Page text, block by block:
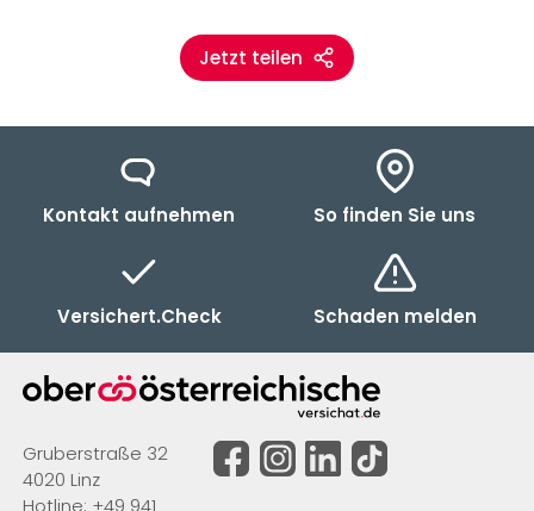
Jetzt teilen
Kontakt aufnehmen So finden Sie uns
Versichert.Check Schaden melden
Gruberstraße 32
4020 Linz
Hotline: +49 941